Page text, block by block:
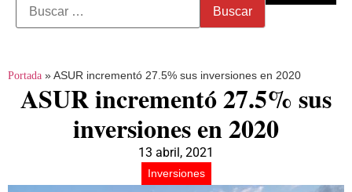
Portada »ASUR incrementó 27.5% sus inversiones en 2020
ASUR incrementó 27.5% sus
inversiones en 2020
13 abril, 2021
Inversiones